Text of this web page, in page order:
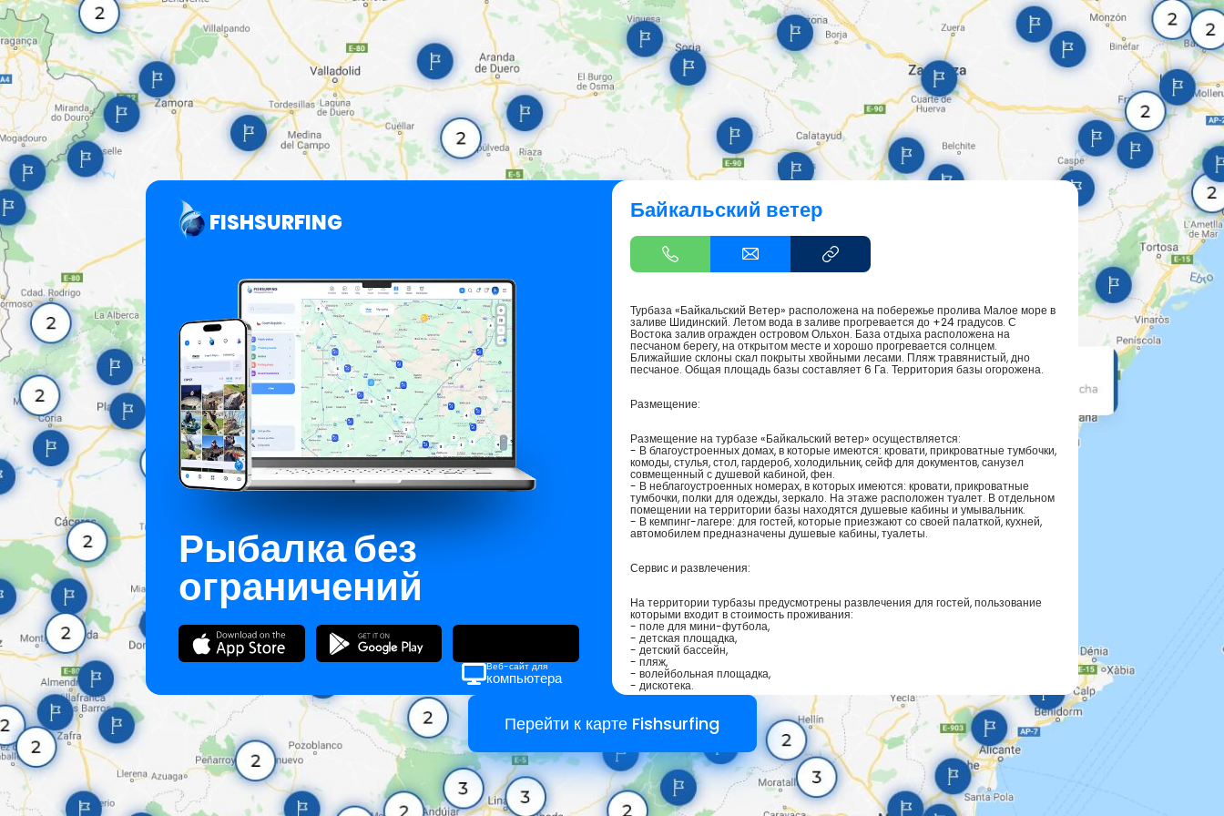
FISHSURFING
Рыбалка без
ограничений
Веб-сайт для
компьютера
Байкальский ветер
Турбаза «Байкальский Ветер» расположена на побережье пролива Малое море в
заливе Шидинский. Летом вода в заливе прогревается до +24 градусов. С
Востока залив огражден островом Ольхон. База отдыха расположена на
песчаном берегу, на открытом месте и хорошо прогревается солнцем.
Ближайшие склоны скал покрыты хвойными лесами. Пляж травянистый, дно
песчаное. Общая площадь базы составляет 6 Га. Территория базы огорожена.
Размещение:
Размещение на турбазе «Байкальский ветер» осуществляется:
- В благоустроенных домах, в которые имеются: кровати, прикроватные тумбочки,
комоды, стулья, стол, гардероб, холодильник, сейф для документов, санузел
совмещенный с душевой кабиной, фен.
- В неблагоустроенных номерах, в которых имеются: кровати, прикроватные
тумбочки, полки для одежды, зеркало. На этаже расположен туалет. В отдельном
помещении на территории базы находятся душевые кабины и умывальник.
- В кемпинг-лагере: для гостей, которые приезжают со своей палаткой, кухней,
автомобилем предназначены душевые кабины, туалеты.
Сервис и развлечения:
На территории турбазы предусмотрены развлечения для гостей, пользование
которыми входит в стоимость проживания:
- поле для мини-футбола,
- детская площадка,
- детский бассейн,
- пляж,
- волейбольная площадка,
- дискотека.
Ближайшие места:
Алтан
Россия
Перейти к карте Fishsurfing